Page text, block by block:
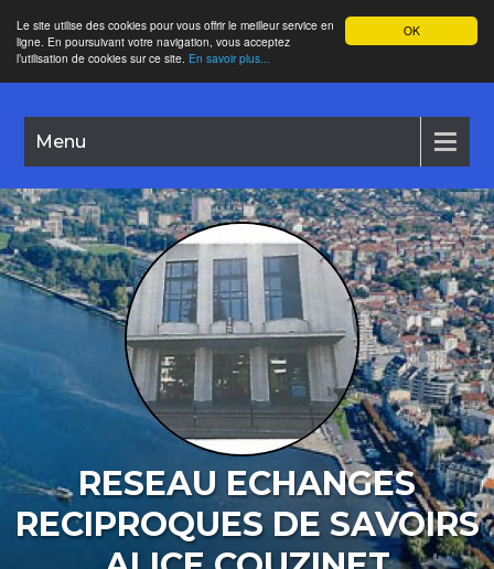
OK
Le site utilise des cookies pour vous offrir le meilleur service en
ligne. En poursuivant votre navigation, vous acceptez
l’utilisation de cookies sur ce site. En savoir plus...
Menu
RESEAU ECHANGES
RECIPROQUES DE SAVOIRS